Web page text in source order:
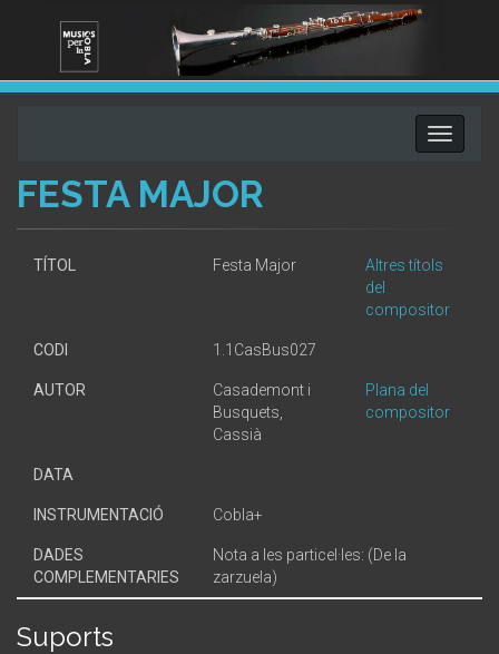
Toggle
FESTA MAJOR
TÍTOL Festa Major
Altres títols
del
compositor
CODI 1.1CasBus027
AUTOR
Casademont i
Busquets,
Cassià
Plana del
compositor
DATA
INSTRUMENTACIÓ Cobla+
DADES
COMPLEMENTARIES
Nota a les particel·les: (De la
zarzuela)
Suports